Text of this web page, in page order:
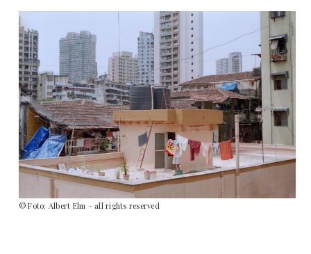
© Foto: Albert Elm – all rights reserved